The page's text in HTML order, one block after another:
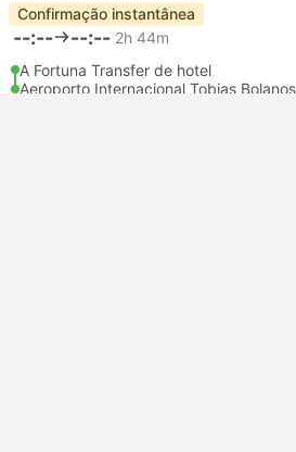
Confirmação instantânea
--:-- --:-- 2h 44m
A Fortuna Transfer de hotel
Aeroporto Internacional Tobias